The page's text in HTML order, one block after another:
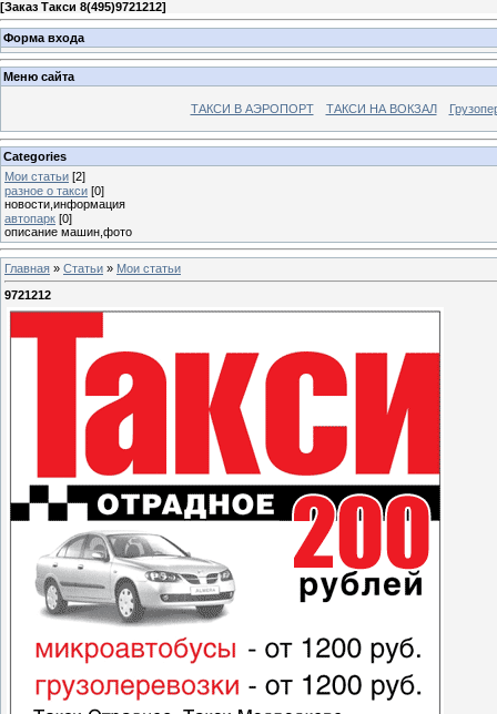
[Заказ Такси 8(495)9721212]
Форма входа
Меню сайта
ТАКСИ В АЭРОПОРТ ТАКСИ НА ВОКЗАЛ
Categories
Мои статьи [2]
разное о такси [0]
новости,информация
автопарк [0]
описание машин,фото
Главная » Статьи » Мои статьи
9721212